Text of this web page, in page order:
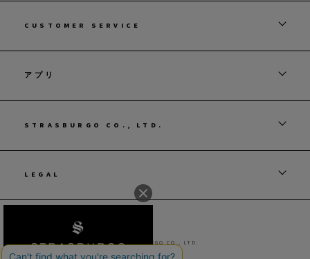
CUSTOMER SERVICE
アプリ
STRASBURGO CO., LTD.
LEGAL
© STRASBURGO CO., LTD.